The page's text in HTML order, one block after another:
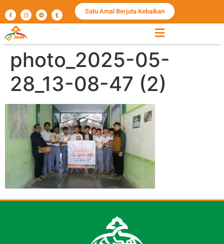
Satu Amal Berjuta Kebaikan
photo_2025-05-
28_13-08-47 (2)